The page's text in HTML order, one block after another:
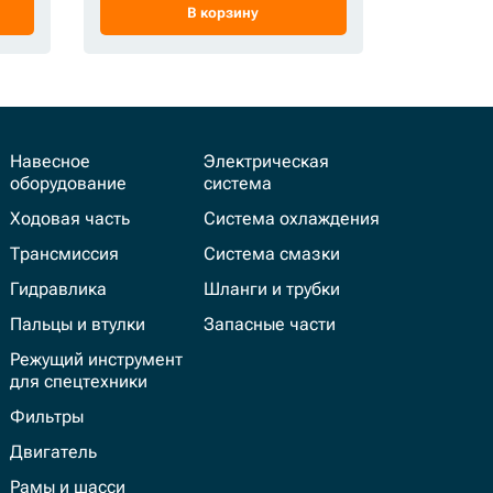
В корзину
Навесное
оборудование
Ходовая часть
Трансмиссия
Гидравлика
Пальцы и втулки
Режущий инструмент
для спецтехники
Фильтры
Двигатель
Рамы и шасси
Электрическая
система
Система охлаждения
Система смазки
Шланги и трубки
Запасные части